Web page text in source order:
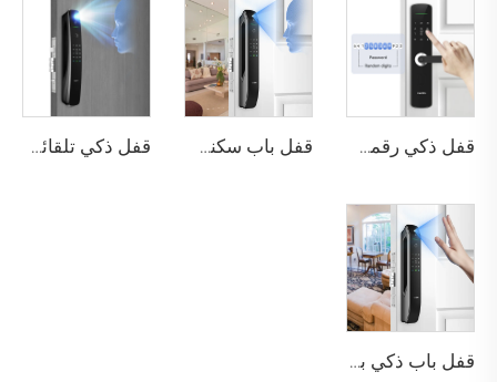
قفل ذكي رقمي بصمة الإصبع مع مقبض ودبوس وكارت Tenon E3 قفل باب سكني بتقنية التعرف على الوجه ثلاثي الأبعاد والبصمة Tenon A6 Pro قفل ذكي تلقائي للهوية مع كاميرا وجه وبصمة عبر واي فاي Tuya Tenon A9 Pro
قفل باب ذكي بوظيفة كلمة المرور والبصمة الحيوية Tenon A6 Pro